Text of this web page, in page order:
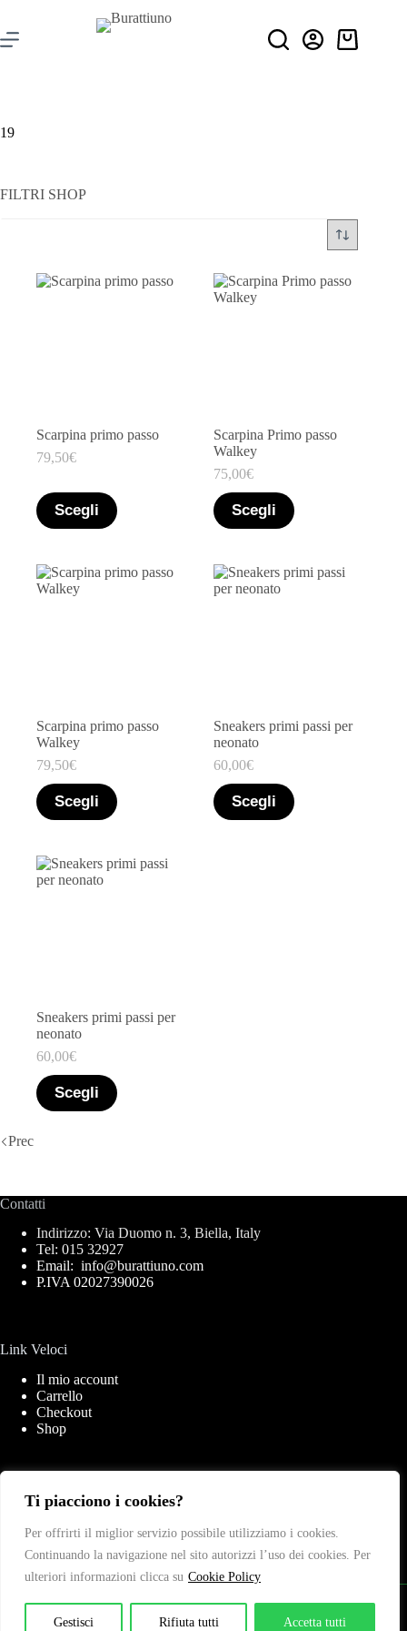
Ti piacciono i cookies?
Per offrirti il miglior servizio possibile utilizziamo i cookies.
Continuando la navigazione nel sito autorizzi l’uso dei cookies. Per
ulteriori informazioni clicca su Cookie Policy
Gestisci Rifiuta tutti Accetta tutti
19
FILTRI SHOP
Taglia
Filtro
Scarpina primo passo
79,50€
Scegli
Scarpina Primo passo
Walkey
75,00€
Scegli
Scarpina primo passo
Walkey
79,50€
Scegli
Sneakers primi passi per
neonato
60,00€
Scegli
Sneakers primi passi per
neonato
60,00€
Scegli
Prec
Contatti
Indirizzo: Via Duomo n. 3, Biella, Italy
Tel: 015 32927
Email: info@burattiuno.com
P.IVA 02027390026
Link Veloci
Il mio account
Carrello
Checkout
Shop
Link Importanti
Privacy Policy
Cookies Policy
Termini & Condizioni
Contatti